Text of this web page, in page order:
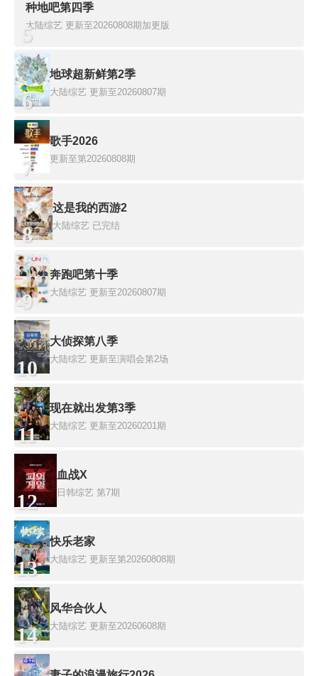
5
种地吧第四季
大陆综艺 更新至20260808期加更版
6
地球超新鲜第2季
大陆综艺 更新至20260807期
7
歌手2026
更新至第20260808期
8
这是我的西游2
大陆综艺 已完结
9
奔跑吧第十季
大陆综艺 更新至20260807期
10
大侦探第八季
大陆综艺 更新至演唱会第2场
11
现在就出发第3季
大陆综艺 更新至20260201期
12
血战X
日韩综艺 第7期
13
快乐老家
大陆综艺 更新至第20260808期
14
风华合伙人
大陆综艺 更新至20260608期